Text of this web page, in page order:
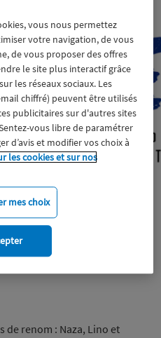
de renom : Naza, Lino et
vous nous permettez
votre navigation, de vous
de vous proposer des offres
le site plus interactif grâce
les réseaux sociaux. Les
chiffré) peuvent être utilisés
publicitaires sur d'autres sites
vous libre de paramétrer
d’avis et modifier vos choix à
les cookies et sur nos
mes choix